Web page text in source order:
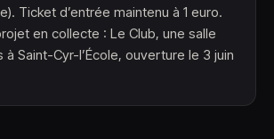
Ticket d’entrée maintenu à 1 euro.
en collecte : Le Club, une salle
à Saint-Cyr-l’École, ouverture le 3 juin